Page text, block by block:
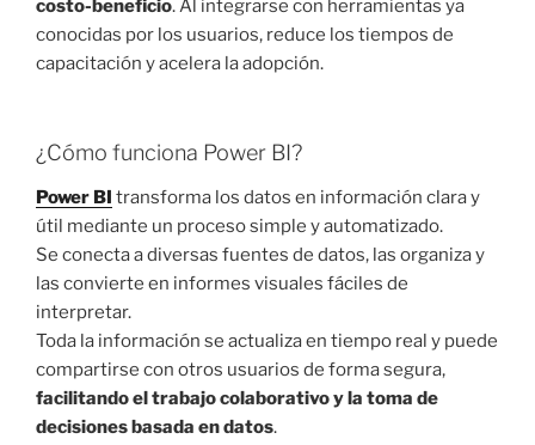
costo-beneficio. Al integrarse con herramientas ya
conocidas por los usuarios, reduce los tiempos de
capacitación y acelera la adopción.
¿Cómo funciona Power BI?
Power BI transforma los datos en información clara y
útil mediante un proceso simple y automatizado.
Se conecta a diversas fuentes de datos, las organiza y
las convierte en informes visuales fáciles de
interpretar.
Toda la información se actualiza en tiempo real y puede
compartirse con otros usuarios de forma segura,
facilitando el trabajo colaborativo y la toma de
decisiones basada en datos.